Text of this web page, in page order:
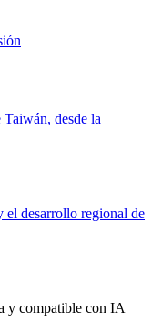
desde la
el desarrollo regional de
y compatible con IA